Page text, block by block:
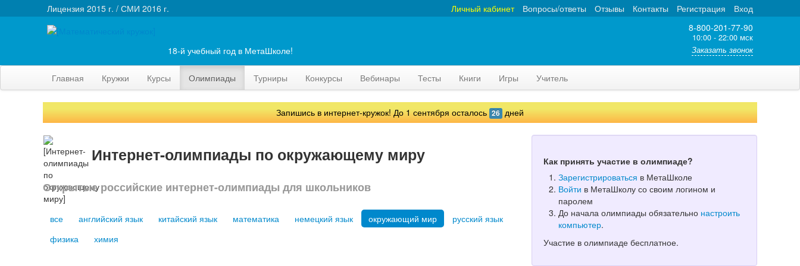
Лицензия 2015 г. / СМИ 2016 г. Вход
Регистрация
Контакты
Отзывы
Вопросы/ответы
Личный кабинет
8-800-201-77-90
10:00 - 22:00 мск
Заказать звонок
18-й учебный год в МетаШколе!
Главная Кружки Курсы Олимпиады Турниры Конкурсы Вебинары Тесты Книги Игры Учитель
Запишись в интернет-кружок! До 1 сентября осталось 26 дней
Интернет-олимпиады по окружающему миру
Открытые российские интернет-олимпиады для школьников
все английский язык китайский язык математика немецкий язык окружающий мир
русский язык
физика
химия
Как принять участие в олимпиаде?
Зарегистрироваться в МетаШколе
Войти в МетаШколу со своим логином и
паролем
До начала олимпиады обязательно настроить
компьютер.
Участие в олимпиаде бесплатное.